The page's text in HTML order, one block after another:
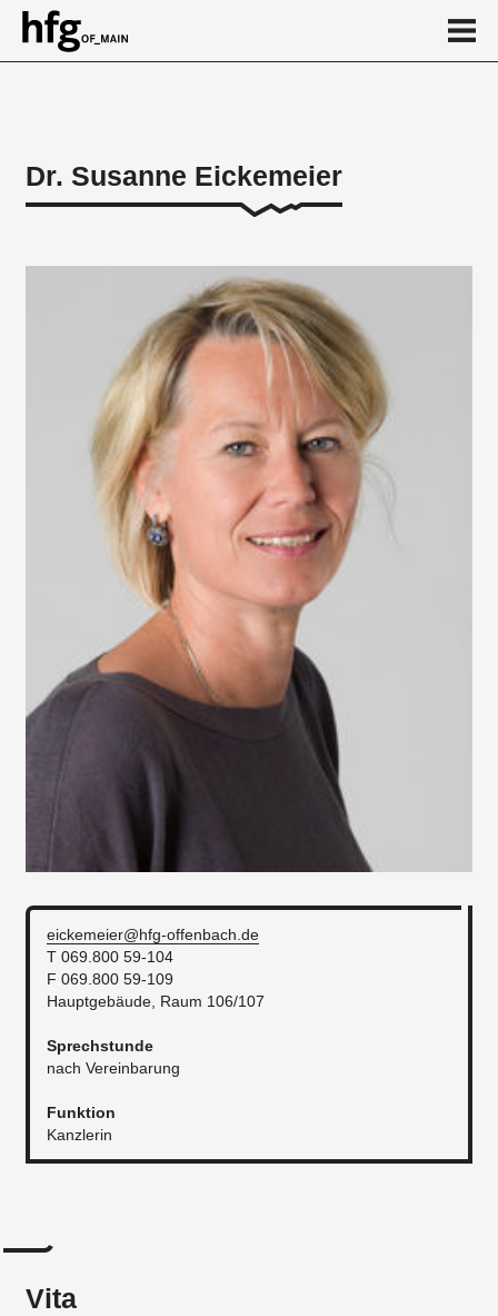
Person
Dr. Susanne Eickemeier
eickemeier@hfg-offenbach.de
T 069.800 59-104
F 069.800 59-109
Hauptgebäude, Raum 106/107
Sprechstunde
nach Vereinbarung
Funktion
Kanzlerin
Vita